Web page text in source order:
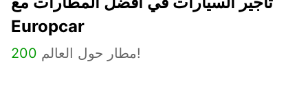
Europcar
200 مطار حول العالم!